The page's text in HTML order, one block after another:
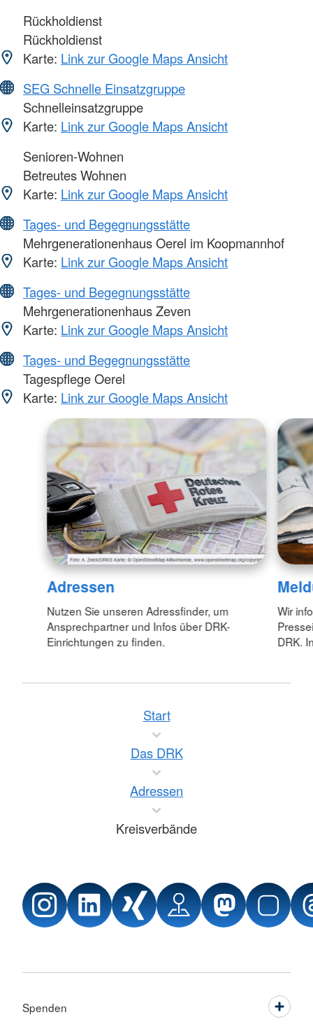
Rückholdienst
Rückholdienst
Karte: Link zur Google Maps Ansicht
SEG Schnelle Einsatzgruppe
Schnelleinsatzgruppe
Karte: Link zur Google Maps Ansicht
Senioren-Wohnen
Betreutes Wohnen
Karte: Link zur Google Maps Ansicht
Tages- und Begegnungsstätte
Mehrgenerationenhaus Oerel im Koopmannhof
Karte: Link zur Google Maps Ansicht
Tages- und Begegnungsstätte
Mehrgenerationenhaus Zeven
Karte: Link zur Google Maps Ansicht
Tages- und Begegnungsstätte
Tagespflege Oerel
Karte: Link zur Google Maps Ansicht
Adressen
Nutzen Sie unseren Adressfinder, um
Ansprechpartner und Infos über DRK-
Einrichtungen zu finden.
Wir
DRK.
Start
Das DRK
Adressen
Kreisverbände
Spenden